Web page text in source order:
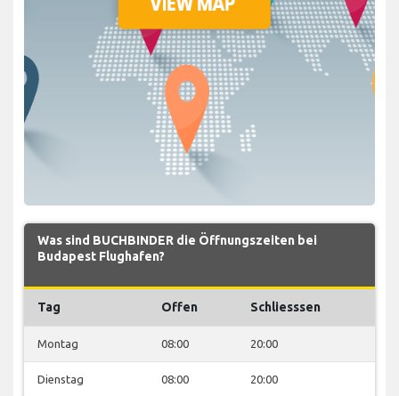
Was sind BUCHBINDER die Öffnungszeiten bei
Budapest Flughafen?
Tag Offen Schliesssen
Montag 08:00 20:00
Dienstag 08:00 20:00